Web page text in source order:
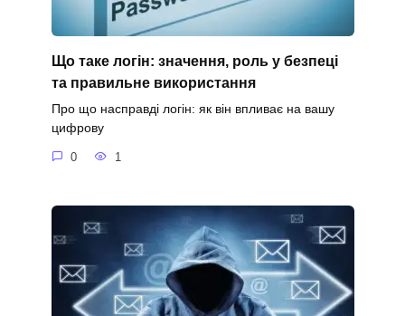
Що таке логін: значення, роль у безпеці
та правильне використання
Про що насправді логін: як він впливає на вашу
цифрову
0 1